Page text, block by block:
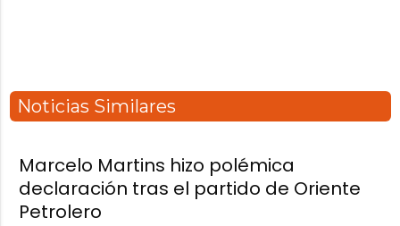
Noticias Similares
Marcelo Martins hizo polémica
declaración tras el partido de Oriente
Petrolero